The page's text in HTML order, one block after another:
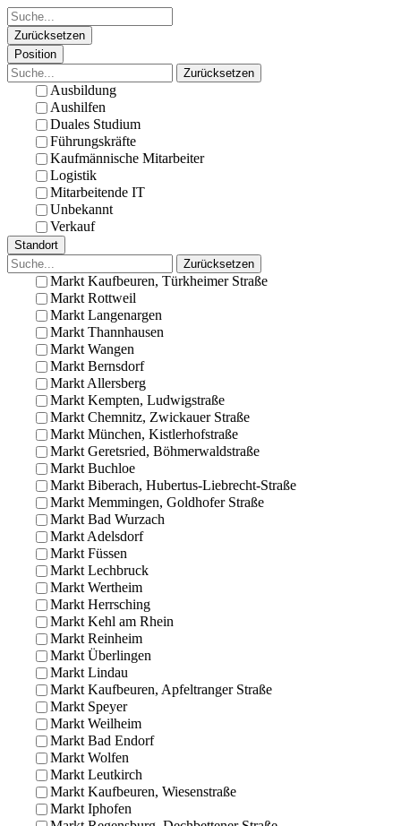
Zurücksetzen
Position
Zurücksetzen
Ausbildung
Aushilfen
Duales Studium
Führungskräfte
Kaufmännische Mitarbeiter
Logistik
Mitarbeitende IT
Unbekannt
Verkauf
Standort
Zurücksetzen
Markt Kaufbeuren, Türkheimer Straße
Markt Rottweil
Markt Langenargen
Markt Thannhausen
Markt Wangen
Markt Bernsdorf
Markt Allersberg
Markt Kempten, Ludwigstraße
Markt Chemnitz, Zwickauer Straße
Markt München, Kistlerhofstraße
Markt Geretsried, Böhmerwaldstraße
Markt Buchloe
Markt Biberach, Hubertus-Liebrecht-Straße
Markt Memmingen, Goldhofer Straße
Markt Bad Wurzach
Markt Adelsdorf
Markt Füssen
Markt Lechbruck
Markt Wertheim
Markt Herrsching
Markt Kehl am Rhein
Markt Reinheim
Markt Überlingen
Markt Lindau
Markt Kaufbeuren, Apfeltranger Straße
Markt Speyer
Markt Weilheim
Markt Bad Endorf
Markt Wolfen
Markt Leutkirch
Markt Kaufbeuren, Wiesenstraße
Markt Iphofen